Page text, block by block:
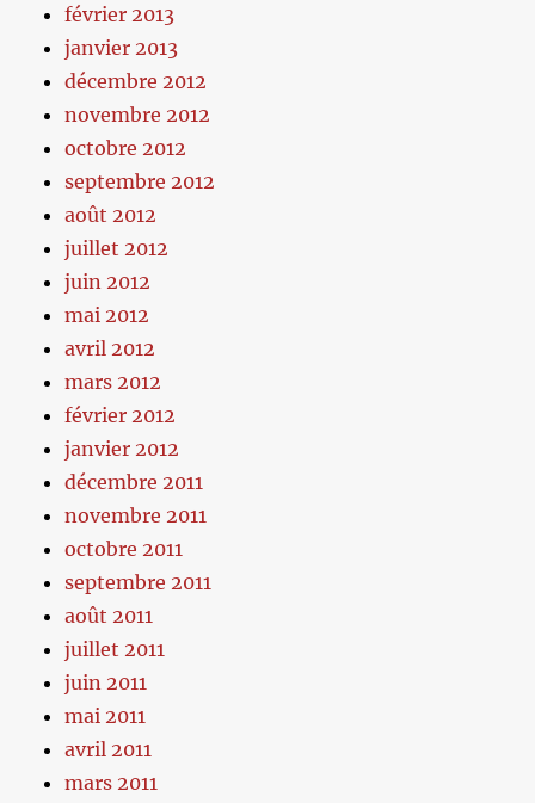
février 2013
janvier 2013
décembre 2012
novembre 2012
octobre 2012
septembre 2012
août 2012
juillet 2012
juin 2012
mai 2012
avril 2012
mars 2012
février 2012
janvier 2012
décembre 2011
novembre 2011
octobre 2011
septembre 2011
août 2011
juillet 2011
juin 2011
mai 2011
avril 2011
mars 2011